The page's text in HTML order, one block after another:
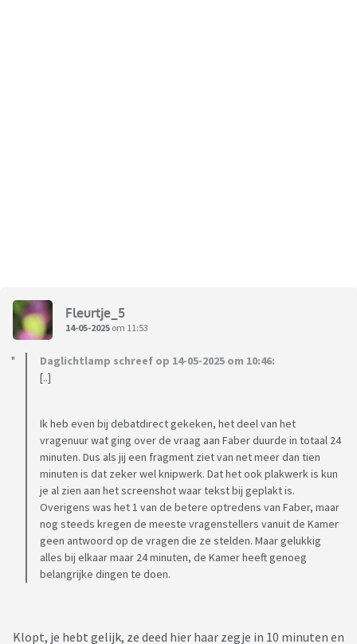
Fleurtje_5
14-05-2025 om 11:53
Daglichtlamp schreef op 14-05-2025 om 10:46:
[..]
Ik heb even bij debatdirect gekeken, het deel van het
vragenuur wat ging over de vraag aan Faber duurde in totaal 24
minuten. Dus als jij een fragment ziet van net meer dan tien
minuten is dat zeker wel knipwerk. Dat het ook plakwerk is kun
je al zien aan het screenshot waar tekst bij geplakt is.
Overigens was het 1 van de betere optredens van Faber, maar
nog steeds kregen de meeste vragenstellers vanuit de Kamer
geen antwoord op de vragen die ze stelden. Maar gelukkig
alles bij elkaar maar 24 minuten, de Kamer heeft genoeg
belangrijke dingen te doen.
Klopt, je hebt gelijk, ze deed hier haar zegje in 10 minuten en